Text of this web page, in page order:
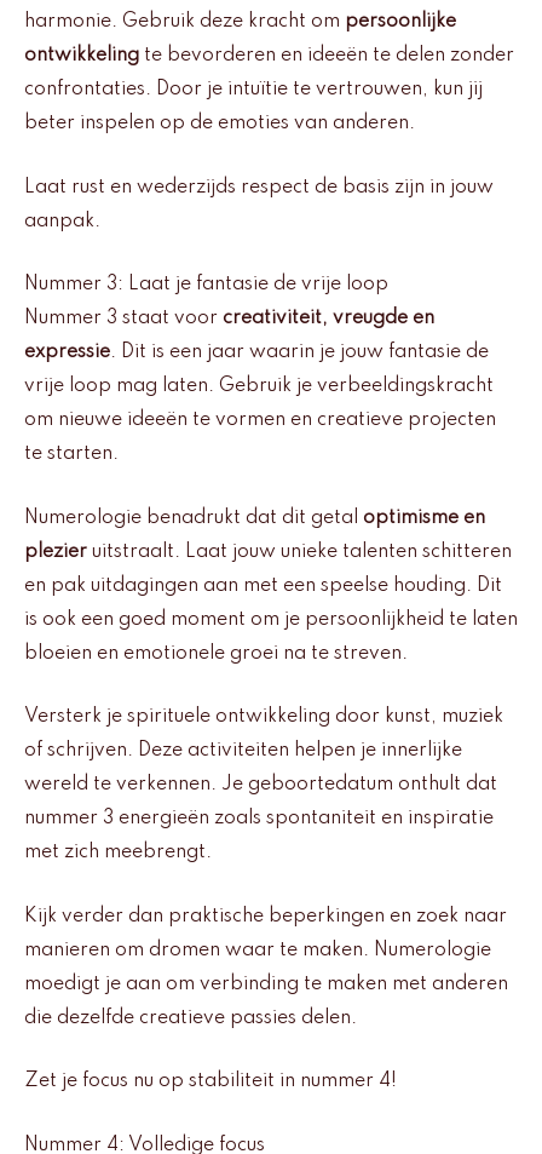
harmonie. Gebruik deze kracht om persoonlijke
ontwikkeling te bevorderen en ideeën te delen zonder
confrontaties. Door je intuïtie te vertrouwen, kun jij
beter inspelen op de emoties van anderen.
Laat rust en wederzijds respect de basis zijn in jouw
aanpak.
Nummer 3: Laat je fantasie de vrije loop
Nummer 3 staat voor creativiteit, vreugde en
expressie. Dit is een jaar waarin je jouw fantasie de
vrije loop mag laten. Gebruik je verbeeldingskracht
om nieuwe ideeën te vormen en creatieve projecten
te starten.
Numerologie benadrukt dat dit getal optimisme en
plezier uitstraalt. Laat jouw unieke talenten schitteren
en pak uitdagingen aan met een speelse houding. Dit
is ook een goed moment om je persoonlijkheid te laten
bloeien en emotionele groei na te streven.
Versterk je spirituele ontwikkeling door kunst, muziek
of schrijven. Deze activiteiten helpen je innerlijke
wereld te verkennen. Je geboortedatum onthult dat
nummer 3 energieën zoals spontaniteit en inspiratie
met zich meebrengt.
Kijk verder dan praktische beperkingen en zoek naar
manieren om dromen waar te maken. Numerologie
moedigt je aan om verbinding te maken met anderen
die dezelfde creatieve passies delen.
Zet je focus nu op stabiliteit in nummer 4!
Nummer 4: Volledige focus